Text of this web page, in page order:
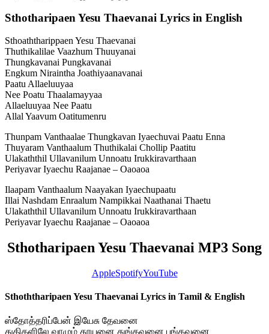
Sthotharipaen Yesu Thaevanai Lyrics in English
Sthoaththarippaen Yesu Thaevanai
Thuthikalilae Vaazhum Thuuyanai
Thungkavanai Pungkavanai
Engkum Niraintha Joathiyaanavanai
Paatu Allaeluuyaa
Nee Poatu Thaalamayyaa
Allaeluuyaa Nee Paatu
Allal Yaavum Oatitumenru
Thunpam Vanthaalae Thungkavan Iyaechuvai Paatu Enna
Thuyaram Vanthaalum Thuthikalai Chollip Paatitu
Ulakaththil Ullavanilum Unnoatu Irukkiravarthaan
Periyavar Iyaechu Raajanae – Oaoaoa
Ilaapam Vanthaalum Naayakan Iyaechupaatu
Illai Nashdam Enraalum Nampikkai Naathanai Thaetu
Ulakaththil Ullavanilum Unnoatu Irukkiravarthaan
Periyavar Iyaechu Raajanae – Oaoaoa
Sthotharipaen Yesu Thaevanai MP3 Song
AppleSpotifyYouTube
Sthoththaripaen Yesu Thaevanai Lyrics in Tamil & English
ஸ்தோத்தரிப்பேன் இயேசு தேவனை
துதிகளிலே வாழும் தூயனை துங்கவனை புங்கவனை